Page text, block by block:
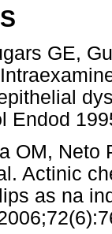
GE,
Endod
OM, Neto
Actinic
as na